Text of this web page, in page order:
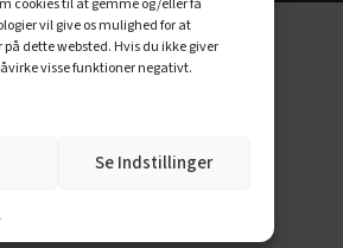
cookies til at gemme og/eller få
vil give os mulighed for at
dette websted. Hvis du ikke giver
visse funktioner negativt.
Se Indstillinger